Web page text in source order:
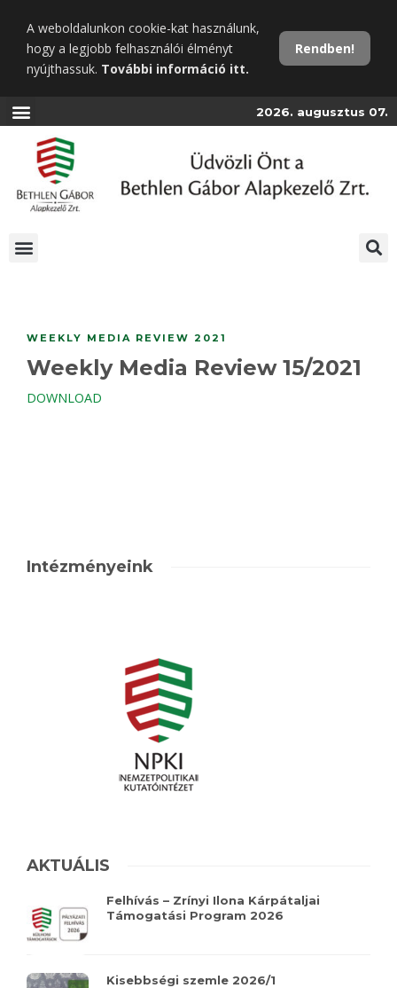
tartalomra
A weboldalunkon cookie-kat használunk,
hogy a legjobb felhasználói élményt
nyújthassuk. További információ itt.
Rendben!
2026. augusztus 07.
WEEKLY MEDIA REVIEW 2021
Weekly Media Review 15/2021
DOWNLOAD
Intézményeink
AKTUÁLIS
Felhívás – Zrínyi Ilona Kárpátaljai
Támogatási Program 2026
Kisebbségi szemle 2026/1